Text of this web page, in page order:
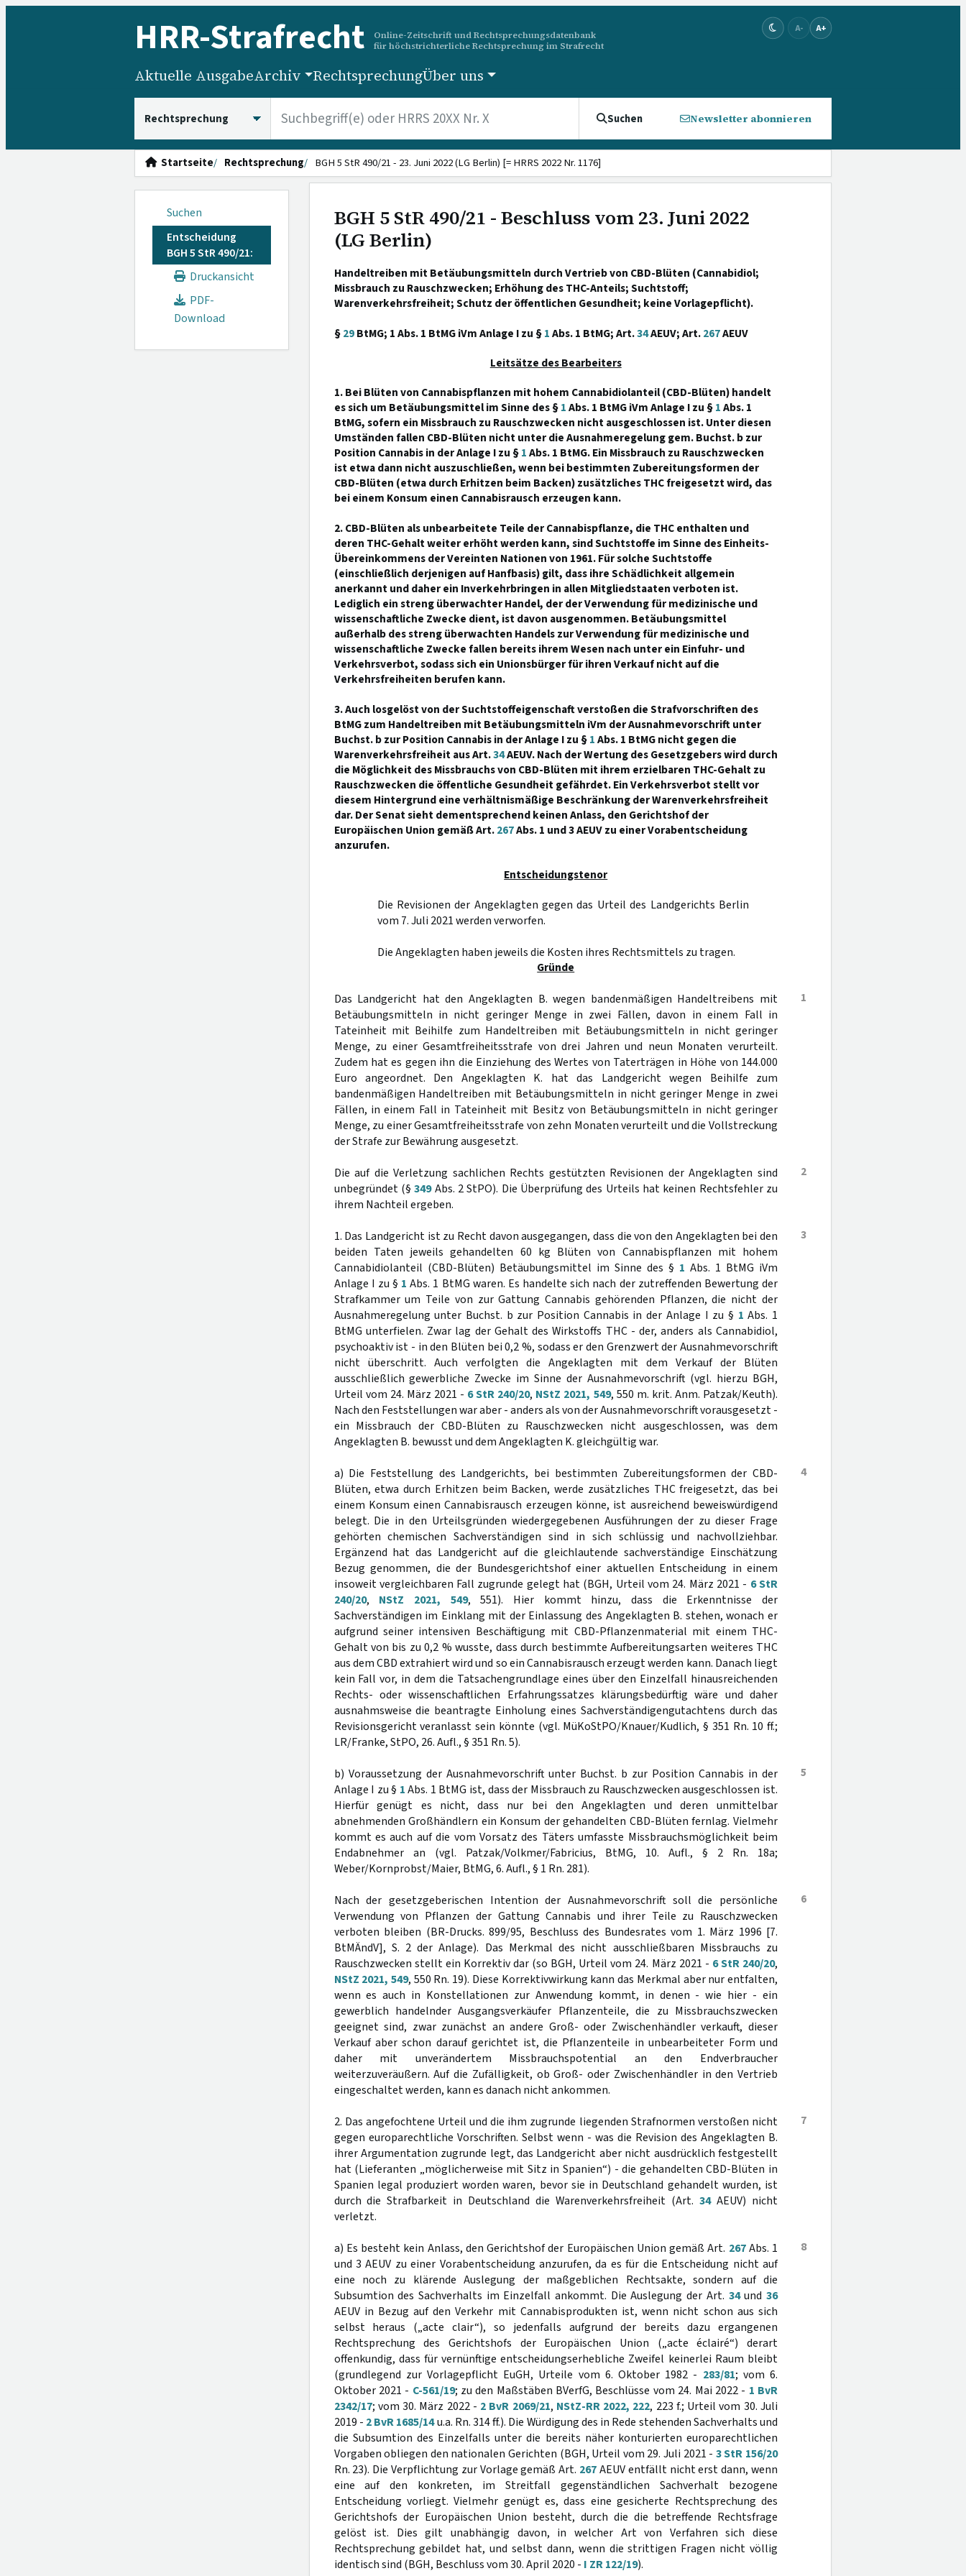
HRR-Strafrecht
Online-Zeitschrift und Rechtsprechungsdatenbank
für höchstrichterliche Rechtsprechung im Strafrecht
A- A+
Aktuelle AusgabeArchiv RechtsprechungÜber uns
Suchen Newsletter abonnieren
Startseite Rechtsprechung BGH 5 StR 490/21 - 23. Juni 2022 (LG Berlin) [= HRRS 2022 Nr. 1176]
Suchen
Entscheidung
BGH 5 StR 490/21:
Druckansicht
PDF-
Download
BGH 5 StR 490/21 - Beschluss vom 23. Juni 2022
(LG Berlin)
Handeltreiben mit Betäubungsmitteln durch Vertrieb von CBD-Blüten (Cannabidiol;
Missbrauch zu Rauschzwecken; Erhöhung des THC-Anteils; Suchtstoff;
Warenverkehrsfreiheit; Schutz der öffentlichen Gesundheit; keine Vorlagepflicht).
§29BtMG; 1 Abs. 1 BtMG iVm Anlage I zu §1Abs. 1 BtMG; Art.34AEUV; Art.267AEUV
Leitsätze des Bearbeiters
1. Bei Blüten von Cannabispflanzen mit hohem Cannabidiolanteil (CBD-Blüten) handelt
es sich um Betäubungsmittel im Sinne des §1Abs. 1 BtMG iVm Anlage I zu §1Abs. 1
BtMG, sofern ein Missbrauch zu Rauschzwecken nicht ausgeschlossen ist. Unter diesen
Umständen fallen CBD-Blüten nicht unter die Ausnahmeregelung gem. Buchst. b zur
Position Cannabis in der Anlage I zu §1Abs. 1 BtMG. Ein Missbrauch zu Rauschzwecken
ist etwa dann nicht auszuschließen, wenn bei bestimmten Zubereitungsformen der
CBD-Blüten (etwa durch Erhitzen beim Backen) zusätzliches THC freigesetzt wird, das
bei einem Konsum einen Cannabisrausch erzeugen kann.
2. CBD-Blüten als unbearbeitete Teile der Cannabispflanze, die THC enthalten und
deren THC-Gehalt weiter erhöht werden kann, sind Suchtstoffe im Sinne des Einheits-
Übereinkommens der Vereinten Nationen von 1961. Für solche Suchtstoffe
(einschließlich derjenigen auf Hanfbasis) gilt, dass ihre Schädlichkeit allgemein
anerkannt und daher ein Inverkehrbringen in allen Mitgliedstaaten verboten ist.
Lediglich ein streng überwachter Handel, der der Verwendung für medizinische und
wissenschaftliche Zwecke dient, ist davon ausgenommen. Betäubungsmittel
außerhalb des streng überwachten Handels zur Verwendung für medizinische und
wissenschaftliche Zwecke fallen bereits ihrem Wesen nach unter ein Einfuhr- und
Verkehrsverbot, sodass sich ein Unionsbürger für ihren Verkauf nicht auf die
Verkehrsfreiheiten berufen kann.
3. Auch losgelöst von der Suchtstoffeigenschaft verstoßen die Strafvorschriften des
BtMG zum Handeltreiben mit Betäubungsmitteln iVm der Ausnahmevorschrift unter
Buchst. b zur Position Cannabis in der Anlage I zu §1Abs. 1 BtMG nicht gegen die
Warenverkehrsfreiheit aus Art.34AEUV. Nach der Wertung des Gesetzgebers wird durch
die Möglichkeit des Missbrauchs von CBD-Blüten mit ihrem erzielbaren THC-Gehalt zu
Rauschzwecken die öffentliche Gesundheit gefährdet. Ein Verkehrsverbot stellt vor
diesem Hintergrund eine verhältnismäßige Beschränkung der Warenverkehrsfreiheit
dar. Der Senat sieht dementsprechend keinen Anlass, den Gerichtshof der
Europäischen Union gemäß Art.267Abs. 1 und 3 AEUV zu einer Vorabentscheidung
anzurufen.
Entscheidungstenor
Die Revisionen der Angeklagten gegen das Urteil des Landgerichts Berlin
vom 7. Juli 2021 werden verworfen.
Die Angeklagten haben jeweils die Kosten ihres Rechtsmittels zu tragen.
Gründe
1
Das Landgericht hat den Angeklagten B. wegen bandenmäßigen Handeltreibens mit
Betäubungsmitteln in nicht geringer Menge in zwei Fällen, davon in einem Fall in
Tateinheit mit Beihilfe zum Handeltreiben mit Betäubungsmitteln in nicht geringer
Menge, zu einer Gesamtfreiheitsstrafe von drei Jahren und neun Monaten verurteilt.
Zudem hat es gegen ihn die Einziehung des Wertes von Taterträgen in Höhe von 144.000
Euro angeordnet. Den Angeklagten K. hat das Landgericht wegen Beihilfe zum
bandenmäßigen Handeltreiben mit Betäubungsmitteln in nicht geringer Menge in zwei
Fällen, in einem Fall in Tateinheit mit Besitz von Betäubungsmitteln in nicht geringer
Menge, zu einer Gesamtfreiheitsstrafe von zehn Monaten verurteilt und die Vollstreckung
der Strafe zur Bewährung ausgesetzt.
2
Die auf die Verletzung sachlichen Rechts gestützten Revisionen der Angeklagten sind
unbegründet (§349Abs. 2 StPO). Die Überprüfung des Urteils hat keinen Rechtsfehler zu
ihrem Nachteil ergeben.
3
1. Das Landgericht ist zu Recht davon ausgegangen, dass die von den Angeklagten bei den
beiden Taten jeweils gehandelten 60 kg Blüten von Cannabispflanzen mit hohem
Cannabidiolanteil (CBD-Blüten) Betäubungsmittel im Sinne des § 1 Abs. 1 BtMG iVm
Anlage I zu § 1 Abs. 1 BtMG waren. Es handelte sich nach der zutreffenden Bewertung der
Strafkammer um Teile von zur Gattung Cannabis gehörenden Pflanzen, die nicht der
Ausnahmeregelung unter Buchst. b zur Position Cannabis in der Anlage I zu § 1 Abs. 1
BtMG unterfielen. Zwar lag der Gehalt des Wirkstoffs THC - der, anders als Cannabidiol,
psychoaktiv ist - in den Blüten bei 0,2 %, sodass er den Grenzwert der Ausnahmevorschrift
nicht überschritt. Auch verfolgten die Angeklagten mit dem Verkauf der Blüten
ausschließlich gewerbliche Zwecke im Sinne der Ausnahmevorschrift (vgl. hierzu BGH,
Urteil vom 24. März 2021 - 6 StR 240/20, NStZ 2021, 549, 550 m. krit. Anm. Patzak/Keuth).
Nach den Feststellungen war aber - anders als von der Ausnahmevorschrift vorausgesetzt -
ein Missbrauch der CBD-Blüten zu Rauschzwecken nicht ausgeschlossen, was dem
Angeklagten B. bewusst und dem Angeklagten K. gleichgültig war.
4
a) Die Feststellung des Landgerichts, bei bestimmten Zubereitungsformen der CBD-
Blüten, etwa durch Erhitzen beim Backen, werde zusätzliches THC freigesetzt, das bei
einem Konsum einen Cannabisrausch erzeugen könne, ist ausreichend beweiswürdigend
belegt. Die in den Urteilsgründen wiedergegebenen Ausführungen der zu dieser Frage
gehörten chemischen Sachverständigen sind in sich schlüssig und nachvollziehbar.
Ergänzend hat das Landgericht auf die gleichlautende sachverständige Einschätzung
Bezug genommen, die der Bundesgerichtshof einer aktuellen Entscheidung in einem
insoweit vergleichbaren Fall zugrunde gelegt hat (BGH, Urteil vom 24. März 2021 - 6 StR
240/20, NStZ 2021, 549, 551). Hier kommt hinzu, dass die Erkenntnisse der
Sachverständigen im Einklang mit der Einlassung des Angeklagten B. stehen, wonach er
aufgrund seiner intensiven Beschäftigung mit CBD-Pflanzenmaterial mit einem THC-
Gehalt von bis zu 0,2 % wusste, dass durch bestimmte Aufbereitungsarten weiteres THC
aus dem CBD extrahiert wird und so ein Cannabisrausch erzeugt werden kann. Danach liegt
kein Fall vor, in dem die Tatsachengrundlage eines über den Einzelfall hinausreichenden
Rechts- oder wissenschaftlichen Erfahrungssatzes klärungsbedürftig wäre und daher
ausnahmsweise die beantragte Einholung eines Sachverständigengutachtens durch das
Revisionsgericht veranlasst sein könnte (vgl. MüKoStPO/Knauer/Kudlich, § 351 Rn. 10 ff.;
LR/Franke, StPO, 26. Aufl., § 351 Rn. 5).
5
b) Voraussetzung der Ausnahmevorschrift unter Buchst. b zur Position Cannabis in der
Anlage I zu § 1Abs. 1 BtMG ist, dass der Missbrauch zu Rauschzwecken ausgeschlossen ist.
Hierfür genügt es nicht, dass nur bei den Angeklagten und deren unmittelbar
abnehmenden Großhändlern ein Konsum der gehandelten CBD-Blüten fernlag. Vielmehr
kommt es auch auf die vom Vorsatz des Täters umfasste Missbrauchsmöglichkeit beim
Endabnehmer an (vgl. Patzak/Volkmer/Fabricius, BtMG, 10. Aufl., § 2 Rn. 18a;
Weber/Kornprobst/Maier, BtMG, 6. Aufl., § 1 Rn. 281).
6
Nach der gesetzgeberischen Intention der Ausnahmevorschrift soll die persönliche
Verwendung von Pflanzen der Gattung Cannabis und ihrer Teile zu Rauschzwecken
verboten bleiben (BR-Drucks. 899/95, Beschluss des Bundesrates vom 1. März 1996 [7.
BtMÄndV], S. 2 der Anlage). Das Merkmal des nicht ausschließbaren Missbrauchs zu
Rauschzwecken stellt ein Korrektiv dar (so BGH, Urteil vom 24. März 2021 - 6 StR 240/20,
NStZ 2021, 549, 550 Rn. 19). Diese Korrektivwirkung kann das Merkmal aber nur entfalten,
wenn es auch in Konstellationen zur Anwendung kommt, in denen - wie hier - ein
gewerblich handelnder Ausgangsverkäufer Pflanzenteile, die zu Missbrauchszwecken
geeignet sind, zwar zunächst an andere Groß- oder Zwischenhändler verkauft, dieser
Verkauf aber schon darauf gerichtet ist, die Pflanzenteile in unbearbeiteter Form und
daher mit unverändertem Missbrauchspotential an den Endverbraucher
weiterzuveräußern. Auf die Zufälligkeit, ob Groß- oder Zwischenhändler in den Vertrieb
eingeschaltet werden, kann es danach nicht ankommen.
7
2. Das angefochtene Urteil und die ihm zugrunde liegenden Strafnormen verstoßen nicht
gegen europarechtliche Vorschriften. Selbst wenn - was die Revision des Angeklagten B.
ihrer Argumentation zugrunde legt, das Landgericht aber nicht ausdrücklich festgestellt
hat (Lieferanten „möglicherweise mit Sitz in Spanien“) - die gehandelten CBD-Blüten in
Spanien legal produziert worden waren, bevor sie in Deutschland gehandelt wurden, ist
durch die Strafbarkeit in Deutschland die Warenverkehrsfreiheit (Art.34AEUV) nicht
verletzt.
8
a) Es besteht kein Anlass, den Gerichtshof der Europäischen Union gemäß Art. 267Abs. 1
und 3 AEUV zu einer Vorabentscheidung anzurufen, da es für die Entscheidung nicht auf
eine noch zu klärende Auslegung der maßgeblichen Rechtsakte, sondern auf die
Subsumtion des Sachverhalts im Einzelfall ankommt. Die Auslegung der Art. 34und36
AEUV in Bezug auf den Verkehr mit Cannabisprodukten ist, wenn nicht schon aus sich
selbst heraus („acte clair“), so jedenfalls aufgrund der bereits dazu ergangenen
Rechtsprechung des Gerichtshofs der Europäischen Union („acte éclairé“) derart
offenkundig, dass für vernünftige entscheidungserhebliche Zweifel keinerlei Raum bleibt
(grundlegend zur Vorlagepflicht EuGH, Urteile vom 6. Oktober 1982 - 283/81; vom 6.
Oktober 2021 - C-561/19; zu den Maßstäben BVerfG, Beschlüsse vom 24. Mai 2022 - 1 BvR
2342/17; vom 30. März 2022 - 2 BvR 2069/21, NStZ-RR 2022, 222, 223 f.; Urteil vom 30. Juli
2019 - 2 BvR 1685/14u.a. Rn. 314 ff.). Die Würdigung des in Rede stehenden Sachverhalts und
die Subsumtion des Einzelfalls unter die bereits näher konturierten europarechtlichen
Vorgaben obliegen den nationalen Gerichten (BGH, Urteil vom 29. Juli 2021 - 3 StR 156/20
Rn. 23). Die Verpflichtung zur Vorlage gemäß Art. 267AEUV entfällt nicht erst dann, wenn
eine auf den konkreten, im Streitfall gegenständlichen Sachverhalt bezogene
Entscheidung vorliegt. Vielmehr genügt es, dass eine gesicherte Rechtsprechung des
Gerichtshofs der Europäischen Union besteht, durch die die betreffende Rechtsfrage
gelöst ist. Dies gilt unabhängig davon, in welcher Art von Verfahren sich diese
Rechtsprechung gebildet hat, und selbst dann, wenn die strittigen Fragen nicht völlig
identisch sind (BGH, Beschluss vom 30. April 2020 - I ZR 122/19).